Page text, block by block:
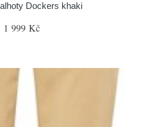
Dockers khaki
1 999 Kč